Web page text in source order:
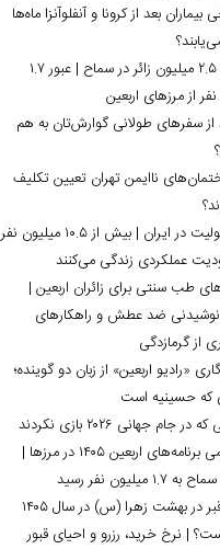
بیماران بعد از کرونا و آنفلوآنزا ماه‌ها
ثبت‌نام ۲.۵ میلیون زائر در سماح | عبور ۱.۷
از مرز‌های اربعین
از سفرهای طولانی گوارش‌تان به هم
ناایمن تهران تعیین تکلیف
آمار معلولیت در ایران | بیش از ۱۰.۵ میلیون نفر
عملکردی زندگی می‌کنند
طب سنتی برای زائران اربعین |
نوشیدنی ضد عطش و راهکارهای
از گرمازدگی
«رادیو اربعین» از زبان دو گوینده؛
که حسینیه است
جام جهانی ۲۰۲۶ بازی نکردند
آغاز رسمی برنامه‌های اربعین ۱۴۰۵ در مرز‌ها |
میلیون نفر رسید
قیمت قبر در بهشت زهرا (س) در سال ۱۴۰۵
| نرخ خرید، رزرو و احیای قبور